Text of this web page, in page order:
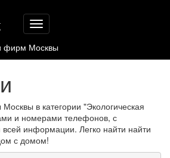
Меню
сайта
фирм Москвы
в категории "Экологическая
и номерами телефонов, с
информации. Легко найти найти
с домом!